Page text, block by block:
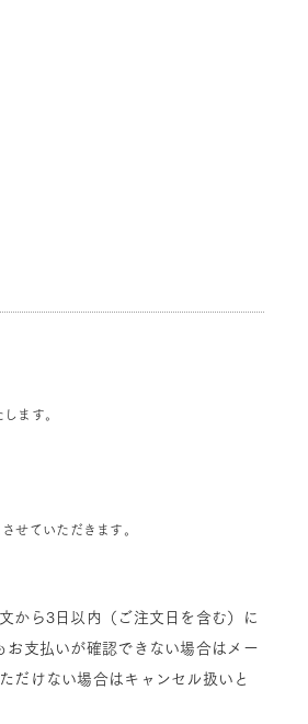
ます。
せていただきます。
から3日以内（ご注文日を含む）に
支払いが確認できない場合はメー
だけない場合はキャンセル扱いと